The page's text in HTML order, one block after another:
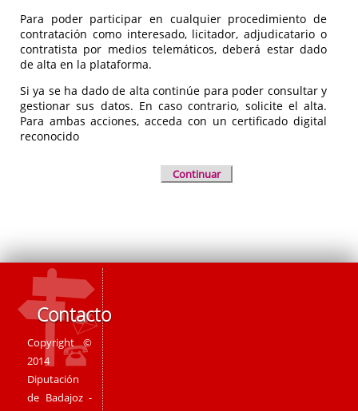
Para poder participar en cualquier procedimiento de
contratación como interesado, licitador, adjudicatario o
contratista por medios telemáticos, deberá estar dado
de alta en la plataforma.
Si ya se ha dado de alta continúe para poder consultar y
gestionar sus datos. En caso contrario, solicite el alta.
Para ambas acciones, acceda con un certificado digital
reconocido
Continuar
Contacto
Copyright ©
2014
Diputación
de Badajoz -